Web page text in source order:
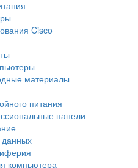
Cisco
материалы
питания
панели
компьютера